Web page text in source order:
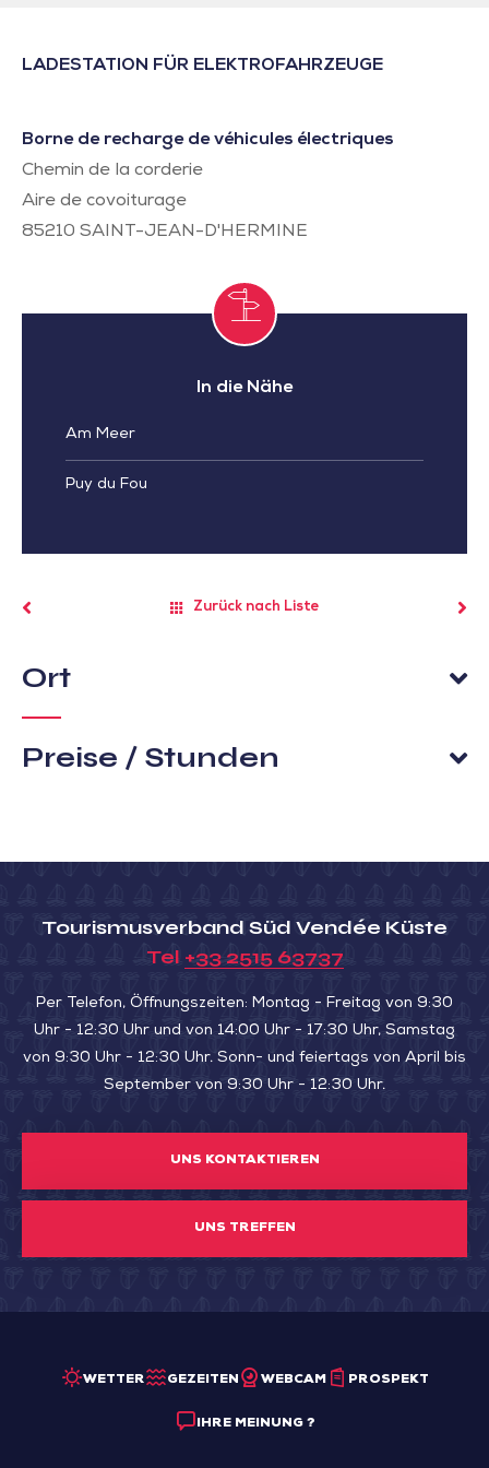
LADESTATION FÜR ELEKTROFAHRZEUGE
Borne de recharge de véhicules électriques
Chemin de la corderie
Aire de covoiturage
85210 SAINT-JEAN-D'HERMINE
In die Nähe
Am Meer
Puy du Fou
Zurück nach Liste
Ort
Preise / Stunden
Tourismusverband Süd Vendée Küste
Tel +33 2515 63737
Per Telefon, Öffnungszeiten: Montag - Freitag von 9:30
Uhr - 12:30 Uhr und von 14:00 Uhr - 17:30 Uhr, Samstag
von 9:30 Uhr - 12:30 Uhr. Sonn- und feiertags von April bis
September von 9:30 Uhr - 12:30 Uhr.
UNS KONTAKTIEREN
UNS TREFFEN
WETTER GEZEITEN WEBCAM PROSPEKT
IHRE MEINUNG ?